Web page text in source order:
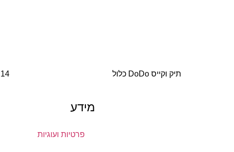
תיק וקייס DoDo כלול 14 ימים להחלפה
מידע
פרטיות ועוגיות